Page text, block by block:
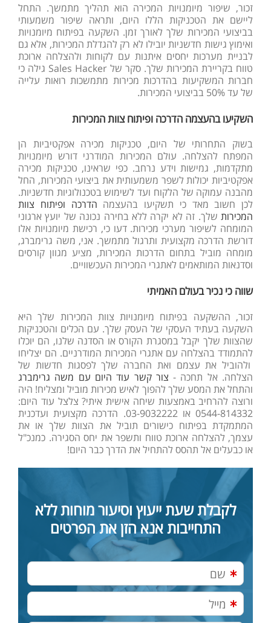
זכור, שיפור מיומנויות המכירה הוא תהליך מתמשך. התחל
ליישם את הטכניקות הללו היום, ותראה שיפור משמעותי
בביצועי המכירות שלך לאורך זמן. השקעה בפיתוח מיומנויות
ואימוץ גישות חדשניות יובילו לא רק להגדלת המכירות, אלא גם
לבניית מערכות יחסים איתנות עם לקוחות ולהצלחה ארוכת
טווח בקריירת המכירות שלך. סקר של Sales Hacker גילה כי
חברות המשקיעות בהדרכות מכירות מתמשכות רואות עלייה
של עד 50% בביצועי המכירות.
השקיעו בהעצמה הדרכה ופיתוח צוות המכירות
בשוק התחרותי של היום, טכניקות מכירה אפקטיביות הן
המפתח להצלחה. עולם המכירות המודרני דורש מיומנויות
מתקדמות, גמישות וידע נרחב. כפי שראינו, טכניקות מכירה
אפקטיביות יכולות לשפר משמעותית את ביצועי המכירות, החל
מהבנה עמוקה של הלקוח ועד לשימוש בטכנולוגיות חדשניות.
לכן חשוב מאד כי תשקיעו בהעצמה הדרכה ופיתוח צוות
המכירות שלך. זה לא יקרה ללא בחירה נכונה של יועץ ארגוני
המומחה לשיפור מערכי מכירות. דעו כי, רכישת מיומנויות אלו
דורשת הדרכה מקצועית ותרגול מתמשך. אני, משה גרימברג,
מומחה מוביל בתחום הדרכות המכירות, מציע מגוון קורסים
וסדנאות המותאמים לאתגרי המכירות העכשוויים.
שווה כי נכיר בעולם האמיתי
זכור, ההשקעה בפיתוח מיומנויות צוות המכירות שלך היא
השקעה בעתיד העסקי של העסק שלך. עם הכלים והטכניקות
שהצוות שלך יקבל במסגרת הקורס או הסדנה שלנו, הם יוכלו
להתמודד בהצלחה עם אתגרי המכירות המודרניים. הם יצליחו
ולהוביל את עצמם ואת החברה שלך לפסגות חדשות של
הצלחה. אל תחכה - צור קשר עוד היום עם משה גרימברג
והתחל את המסע שלך להפוך לאיש מכירות מוביל ומצליח! היה
ורוצה להרחיב באמצעות שיחה אישית איתי? צלצל עוד היום:
0544-814332 או 03-9032222. הדרכה מקצועית ועדכנית
המתמקדת בפיתוח כישורים תוביל את הצוות שלך או את
עצמך, להצלחה ארוכת טווח ותשפר את יחס הסגירה. כמנכ"ל
או כבעלים אל תהסס להתחיל את הדרך כבר היום!
לקבלת שעת ייעוץ וסיעור מוחות ללא
התחייבות אנא הזן את הפרטים